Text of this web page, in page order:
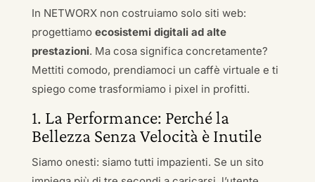
In NETWORX non costruiamo solo siti web:
progettiamo ecosistemi digitali ad alte
prestazioni. Ma cosa significa concretamente?
Mettiti comodo, prendiamoci un caffè virtuale e ti
spiego come trasformiamo i pixel in profitti.
1. La Performance: Perché la
Bellezza Senza Velocità è Inutile
Siamo onesti: siamo tutti impazienti. Se un sito